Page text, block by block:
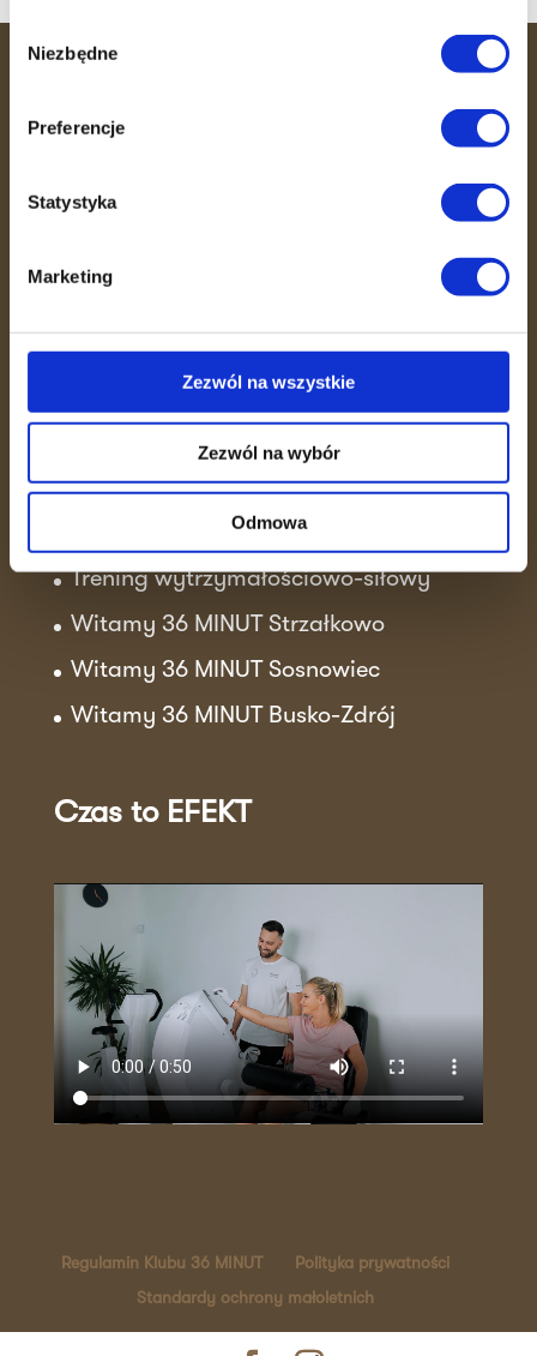
Wybór
zgody
Niezbędne
Preferencje
Statystyka
Marketing
Zezwól na wszystkie
Zezwól na wybór
Odmowa
36 MINUT to miejsce, gdzie efektywność
Dzięki unikalnemu systemowi
fizjoterapeutów pomagamy Ci dbać o
Skutecznie, bezpiecznie i w otoczeniu
ludzi, którzy motywują do działania.
Aktualności
Sukcesy klubowiczek!
Trening wytrzymałościowo-siłowy
Witamy 36 MINUT Strzałkowo
Witamy 36 MINUT Sosnowiec
Witamy 36 MINUT Busko-Zdrój
Czas to EFEKT
Regulamin Klubu 36 MINUT
Polityka prywatności
Standardy ochrony małoletnich